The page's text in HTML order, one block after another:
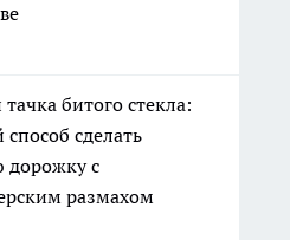
битого стекла:
способ сделать
дорожку с
размахом